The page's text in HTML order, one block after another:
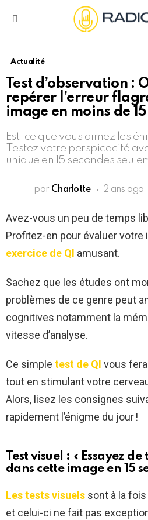
Actualité
Test d’observation :
repérer l’erreur
image en moins de
Est-ce que vous aimez les
Testez votre perspicacité
unique en 15 secondes
par Charlotte 2 ans ago
Avez-vous un peu de temps
Profitez-en pour évaluer votre
exercice de QI amusant.
Sachez que les études ont
problèmes de ce genre peut
cognitives notamment la
vitesse d’analyse.
Ce simple test de QI vous
tout en stimulant votre
Alors, lisez les consignes
rapidement l’énigme du jour !
Test visuel : « Essayez
dans cette image en 15
Les tests visuels sont à la
et celui-ci ne fait pas